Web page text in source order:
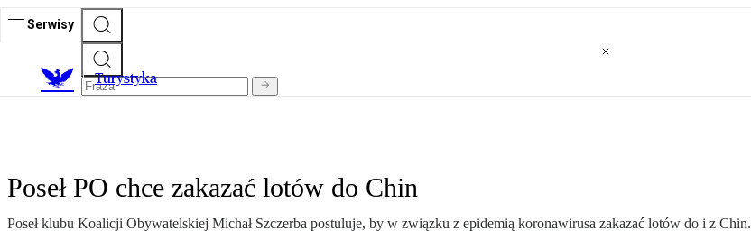
Serwisy
Turystyka
Poseł PO chce zakazać lotów do Chin
Poseł klubu Koalicji Obywatelskiej Michał Szczerba postuluje, by w związku z epidemią koronawirusa zakazać lotów do i z Chin.